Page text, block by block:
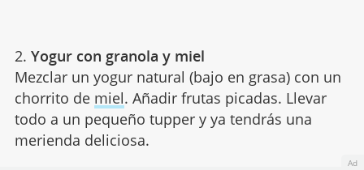
2. Yogur con granola y miel
Mezclar un yogur natural (bajo en grasa) con un
chorrito de miel. Añadir frutas picadas. Llevar
todo a un pequeño tupper y ya tendrás una
merienda deliciosa.
Ad